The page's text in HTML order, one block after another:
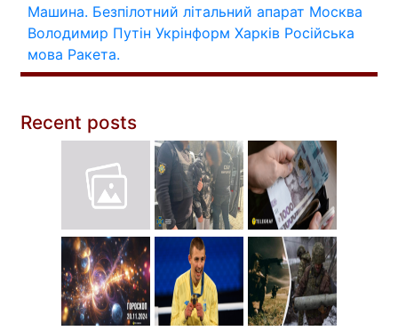
Машина. Безпілотний літальний апарат Москва
Володимир Путін Укрінформ Харків Російська
мова Ракета.
Recent posts